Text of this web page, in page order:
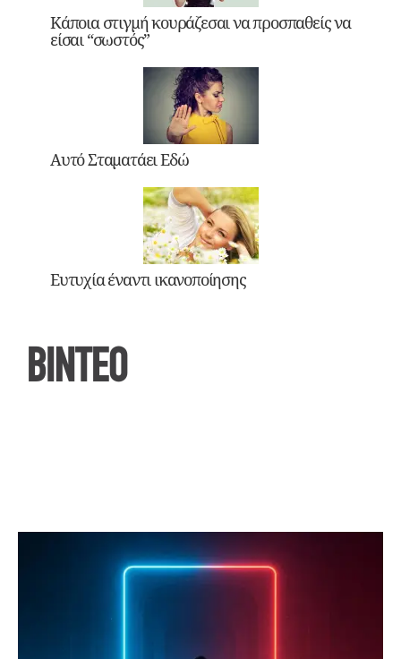
Κάποια στιγμή κουράζεσαι να προσπαθείς να
είσαι “σωστός”
Αυτό Σταματάει Εδώ
Ευτυχία έναντι ικανοποίησης
ΒΙΝΤΕΟ